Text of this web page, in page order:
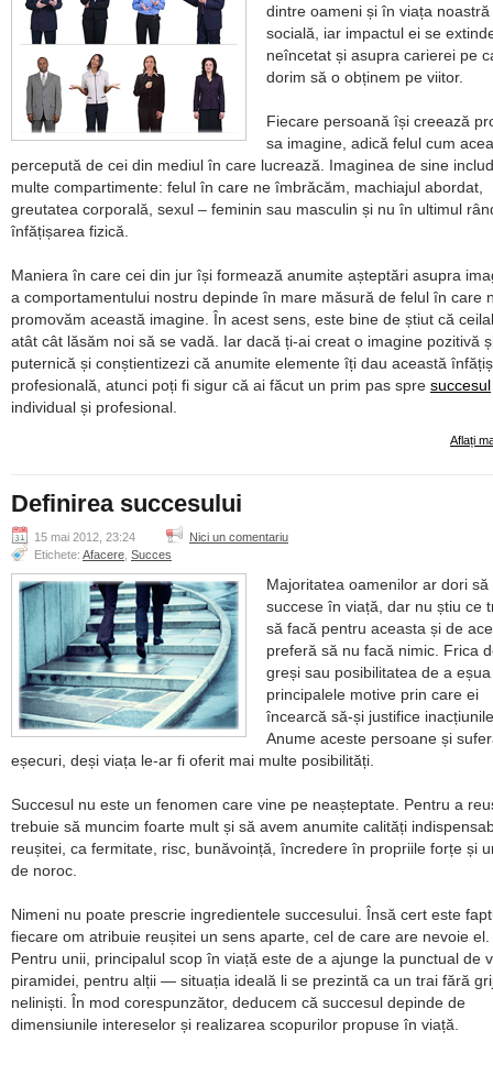
dintre oameni și în viața noastră
socială, iar impactul ei se
neîncetat și asupra carierei pe
dorim să o obținem pe viitor.
Fiecare persoană își creează
sa imagine, adică felul cum
percepută de cei din mediul în care lucrează. Imaginea de sine
multe compartimente: felul în care ne îmbrăcăm, machiajul abordat,
greutatea corporală, sexul – feminin sau masculin și nu în ultimul
înfățișarea fizică.
Maniera în care cei din jur își formează anumite așteptări asupra
a comportamentului nostru depinde în mare măsură de felul în care
promovăm această imagine. În acest sens, este bine de știut că
atât cât lăsăm noi să se vadă. Iar dacă ți-ai creat o imagine pozitivă
puternică și conștientizezi că anumite elemente îți dau această
profesională, atunci poți fi sigur că ai făcut un prim pas spre succesul
individual și profesional.
Aflați
Definirea succesului
15 mai 2012, 23:24
Nici un comentariu
Etichete: Afacere Succes
Majoritatea oamenilor ar dori să
succese în viață, dar nu știu ce
să facă pentru aceasta și de
preferă să nu facă nimic. Frica
greși sau posibilitatea de a
principalele motive prin care ei
încearcă să-și justifice
Anume aceste persoane și
eșecuri, deși viața le-ar fi oferit mai multe posibilități.
Succesul nu este un fenomen care vine pe neașteptate. Pentru a
trebuie să muncim foarte mult și să avem anumite calități
reușitei, ca fermitate, risc, bunăvoință, încredere în propriile forțe și
de noroc.
Nimeni nu poate prescrie ingredientele succesului. Însă cert este
fiecare om atribuie reușitei un sens aparte, cel de care are nevoie el.
Pentru unii, principalul scop în viață este de a ajunge la punctual de
piramidei, pentru alții — situația ideală li se prezintă ca un trai fără
neliniști. În mod corespunzător, deducem că succesul depinde de
dimensiunile intereselor și realizarea scopurilor propuse în viață.